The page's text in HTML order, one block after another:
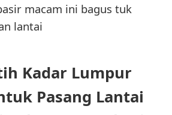
macam ini bagus tuk
lantai
Kadar Lumpur
Pasang Lantai